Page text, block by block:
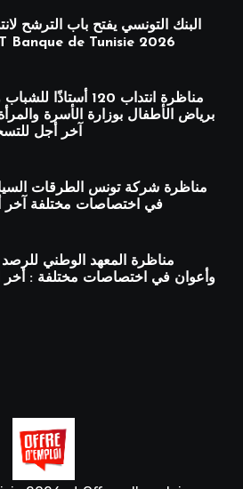
البنك التونسي يفتح باب الترشح
BT Banque de Tunisie 2026
برياض الأطفال بوزارة الأسرة
آخر أجل للتسجيل : 27
في اختصاصات مختلفة آخر أجل : 21
مناظرة المعهد الوطني